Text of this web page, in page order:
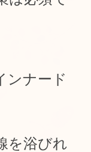
ンナード
を浴びれ